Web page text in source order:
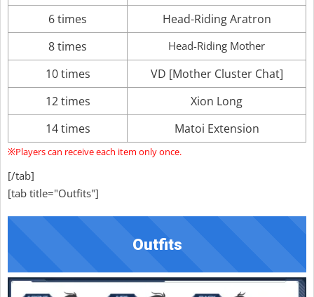
6 times
Head-Riding Aratron
8 times
Head-Riding Mother
10 times
VD [Mother Cluster Chat]
12 times
Xion Long
14 times
Matoi Extension
※Players can receive each item only once.
[/tab]
[tab title="Outfits"]
Outfits